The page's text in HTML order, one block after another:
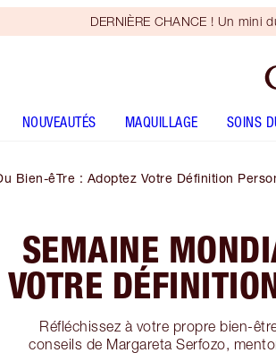
DERNIÈRE CHANCE ! Un mini
NOUVEAUTÉS MAQUILLAGE SOINS
Bien-êTre : Adoptez Votre Définition
SEMAINE
VOTRE
Réfléchissez à votre propre bien-
conseils de Margareta Serfozo,